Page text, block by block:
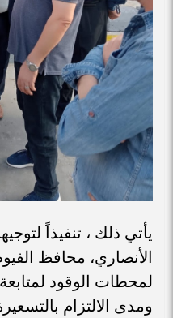
يأتي ذلك ، تنفيذاً
الأنصاري، محافظ
لمحطات الوقود
ومدى الالتزام